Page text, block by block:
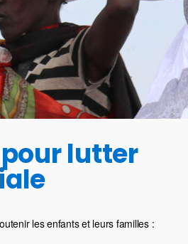
lutter
les enfants et leurs familles :